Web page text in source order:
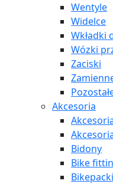
Wentyle
Widelce
Wkładki
Wózki
Zaciski
Akcesoria
Bidony
Bike